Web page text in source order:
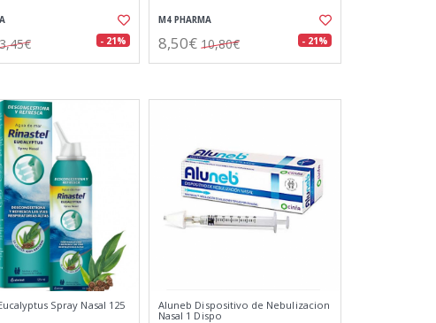
3,45€ - 21%
M4 PHARMA
8,50€ 10,80€ - 21%
Spray Nasal 125
Aluneb Dispositivo de Nebulizacion
Nasal 1 Dispo